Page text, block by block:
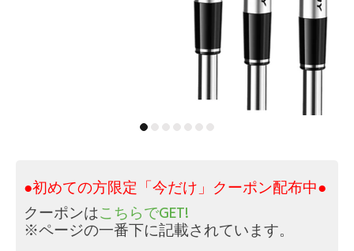
●初めての方限定「今だけ」クーポン配布中●
クーポンはこちらでGET!
※ページの一番下に記載されています。